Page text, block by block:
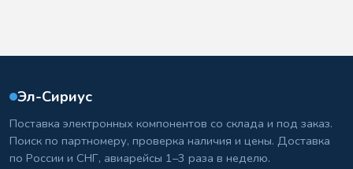
Эл-Сириус
Поставка электронных компонентов со склада и под заказ.
Поиск по партномеру, проверка наличия и цены. Доставка
по России и СНГ, авиарейсы 1–3 раза в неделю.